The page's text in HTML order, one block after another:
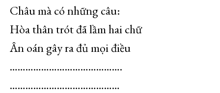
Châu mà có những câu:
Hòa thân trót đã lầm hai chữ
Ân oán gây ra đủ mọi điều
…………………………………….
……………………………………